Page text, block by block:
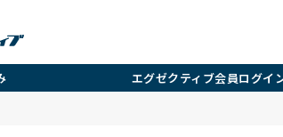
エグゼクティブ会員ログイ